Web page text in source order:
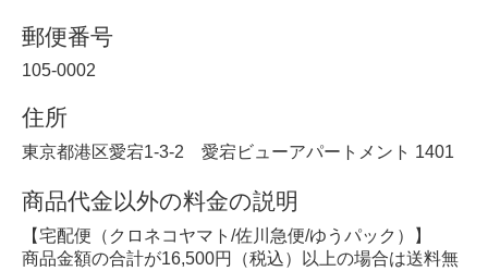
郵便番号
105-0002
住所
東京都港区愛宕1-3-2 愛宕ビューアパートメント 1401
商品代金以外の料金の説明
【宅配便（クロネコヤマト/佐川急便/ゆうパック）】
商品金額の合計が16,500円（税込）以上の場合は送料無